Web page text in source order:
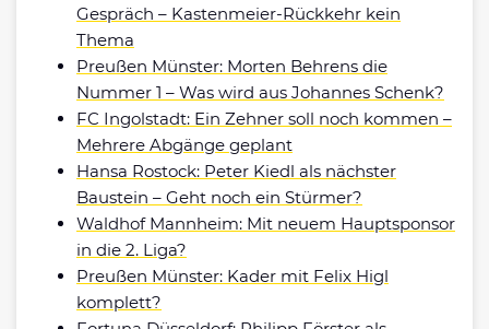
Gespräch – Kastenmeier-Rückkehr kein
Thema
Preußen Münster: Morten Behrens die
Nummer 1 – Was wird aus Johannes Schenk?
FC Ingolstadt: Ein Zehner soll noch kommen –
Mehrere Abgänge geplant
Hansa Rostock: Peter Kiedl als nächster
Baustein – Geht noch ein Stürmer?
Waldhof Mannheim: Mit neuem Hauptsponsor
in die 2. Liga?
Preußen Münster: Kader mit Felix Higl
komplett?